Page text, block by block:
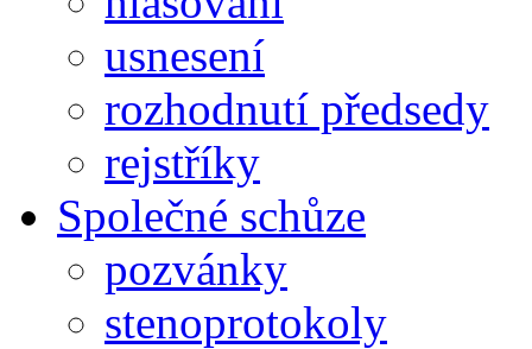
usnesení
rozhodnutí předsedy
rejstříky
Společné schůze
pozvánky
stenoprotokoly